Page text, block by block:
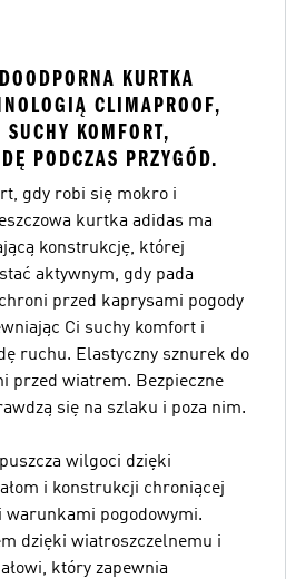
KURTKA
CLIMAPROOF,
KOMFORT,
PODCZAS PRZYGÓD.
gdy robi się mokro i
kurtka adidas ma
konstrukcję, której
aktywnym, gdy pada
przed kaprysami pogody
Ci suchy komfort i
ruchu. Elastyczny sznurek do
przed wiatrem. Bezpieczne
się na szlaku i poza nim.
wilgoci dzięki
i konstrukcji chroniącej
warunkami pogodowymi.
dzięki wiatroszczelnemu i
który zapewnia